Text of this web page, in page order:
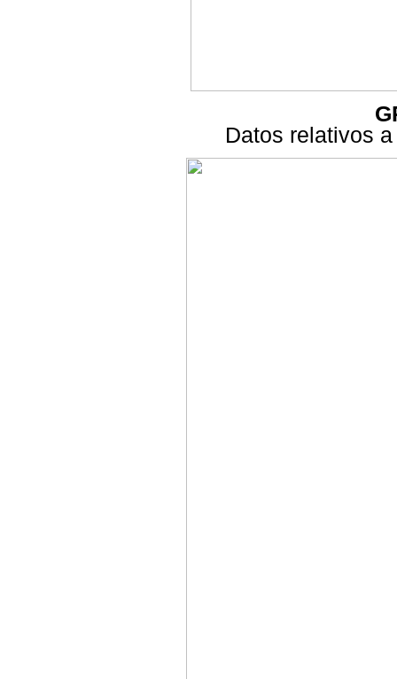
Datos relativos